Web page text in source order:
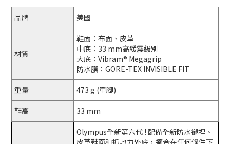
品牌 美國
材質
鞋面：布面、皮革
中底：33 mm高緩震級別
大底：Vibram® Megagrip
防水膜：GORE-TEX INVISIBLE FIT
重量 473 g (單腳)
鞋高 33 mm
Olympus全新第六代 ! 配備全新防水襯裡、
皮革鞋面和抓地力外底，適合在任何條件下